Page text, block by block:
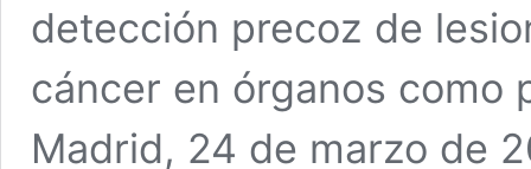
detección precoz de
cáncer en órganos como
Madrid, 24 de marzo de